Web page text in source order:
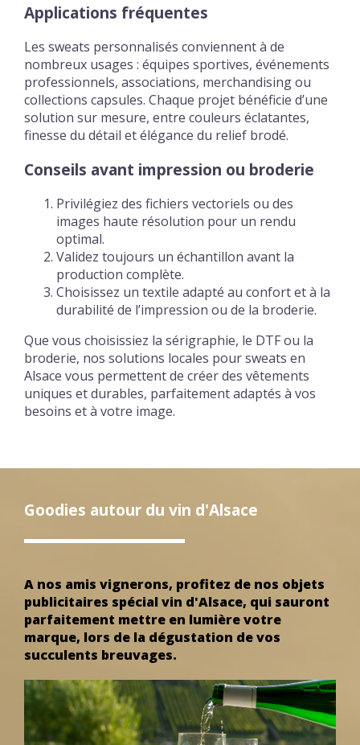
Applications fréquentes
Les sweats personnalisés conviennent à de
nombreux usages : équipes sportives, événements
professionnels, associations, merchandising ou
collections capsules. Chaque projet bénéficie d’une
solution sur mesure, entre couleurs éclatantes,
finesse du détail et élégance du relief brodé.
Conseils avant impression ou broderie
Privilégiez des fichiers vectoriels ou des
images haute résolution pour un rendu
optimal.
Validez toujours un échantillon avant la
production complète.
Choisissez un textile adapté au confort et à la
durabilité de l’impression ou de la broderie.
Que vous choisissiez la sérigraphie, le DTF ou la
broderie, nos solutions locales pour sweats en
Alsace vous permettent de créer des vêtements
uniques et durables, parfaitement adaptés à vos
besoins et à votre image.
Goodies autour du vin d'Alsace
A nos amis vignerons, profitez de nos objets
publicitaires spécial vin d'Alsace, qui sauront
parfaitement mettre en lumière votre
marque, lors de la dégustation de vos
succulents breuvages.